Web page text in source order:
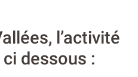
l’activité
dessous :